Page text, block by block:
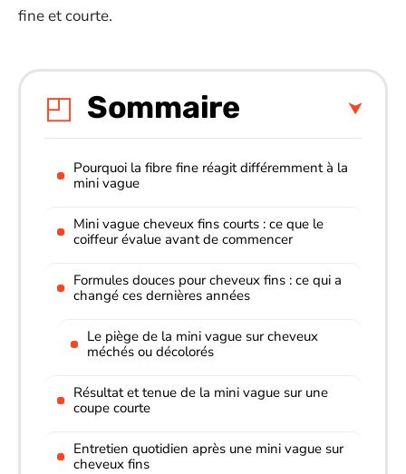
fine et courte.
Sommaire
Pourquoi la fibre fine réagit différemment à la
mini vague
Mini vague cheveux fins courts : ce que le
coiffeur évalue avant de commencer
Formules douces pour cheveux fins : ce qui a
changé ces dernières années
Le piège de la mini vague sur cheveux
méchés ou décolorés
Résultat et tenue de la mini vague sur une
coupe courte
Entretien quotidien après une mini vague sur
cheveux fins